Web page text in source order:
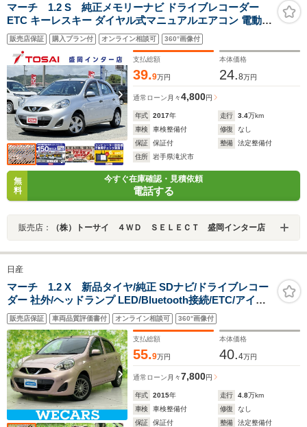
マーチ 1.2 S 純正メモリーナビ ドライブレコーダー
ETC キーレスキー ダイヤル式マニュアルエアコン 電動格
納ミラー ヘッドライトレベライザー 横滑り防止装置
Bluetooth
販売店保証 購入プラン付 オンライン相談可 360°画像付
支払総額
39.9万円
本体価格
24.8万円
通常ローン 月々4,800円
年式 2017年 走行 3.4万km
車検
車検整備付 修復
なし
保証
保証付 整備
法定整備付
住所
岩手県滝沢市
無
料
今すぐ在庫確認・見積依頼
電話する
販売店： （株）トーサイ ４ＷＤ ＳＥＬＥＣＴ 盛岡インター店
日産
マーチ 1.2 X 新品タイヤ/純正 SDナビ/ドライブレコー
ダー 社外/ヘッドランプ LED/Bluetooth接続/ETC/アイド
リングストップ/バックモニター/ワンセグTV/DVD
販売店保証 車両品質評価書付 オンライン相談可 360°画像付
支払総額
55.9万円
本体価格
40.4万円
通常ローン 月々7,800円
年式 2015年 走行 4.8万km
車検
車検整備付 修復
なし
保証
保証付 整備
法定整備付